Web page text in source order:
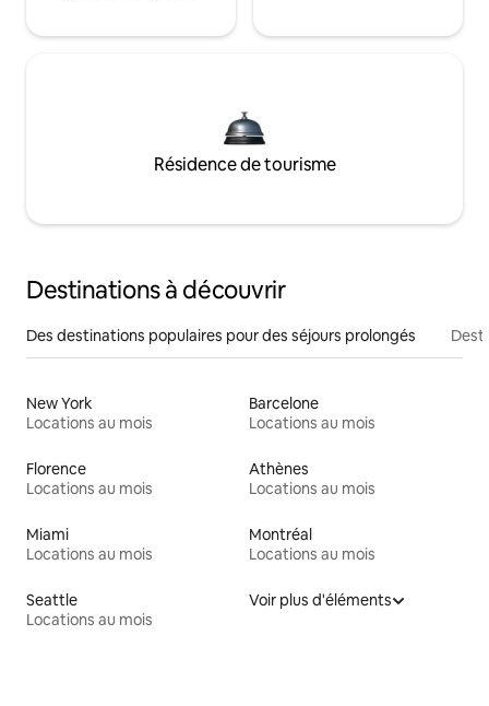
Résidence de tourisme
Destinations à découvrir
Des destinations populaires pour des séjours prolongés
New York
Locations au mois
Barcelone
Locations au mois
Florence
Locations au mois
Athènes
Locations au mois
Miami
Locations au mois
Montréal
Locations au mois
Seattle
Locations au mois
Voir plus d'éléments